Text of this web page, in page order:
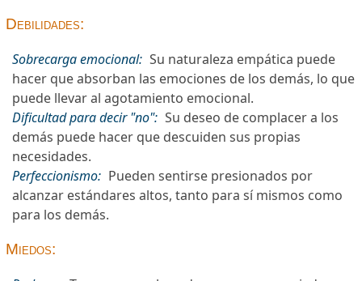
Debilidades:
Sobrecarga emocional: Su naturaleza empática puede
hacer que absorban las emociones de los demás, lo que
puede llevar al agotamiento emocional.
Dificultad para decir "no": Su deseo de complacer a los
demás puede hacer que descuiden sus propias
necesidades.
Perfeccionismo: Pueden sentirse presionados por
alcanzar estándares altos, tanto para sí mismos como
para los demás.
Miedos: